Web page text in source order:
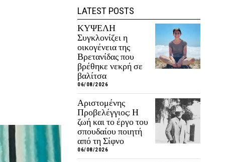
LATEST POSTS
ΚΥΨΕΛΗ
Συγκλονίζει η
οικογένεια της
Βρετανίδας που
βρέθηκε νεκρή σε
βαλίτσα
06/08/2026
Αριστομένης
Προβελέγγιος: Η
ζωή και το έργο του
σπουδαίου ποιητή
από τη Σίφνο
06/08/2026